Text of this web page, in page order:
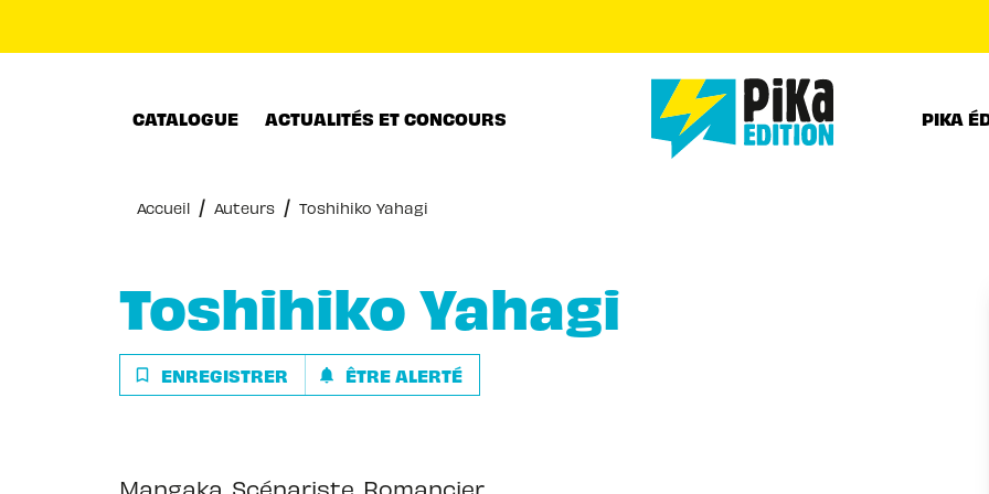
CATALOGUE ACTUALITÉS ET CONCOURS PIKA
Accueil / Auteurs / Toshihiko Yahagi
Toshihiko Yahagi
bookmark_border ENREGISTRER notifications ÊTRE ALERTÉ
Mangaka. Scénariste. Romancier.